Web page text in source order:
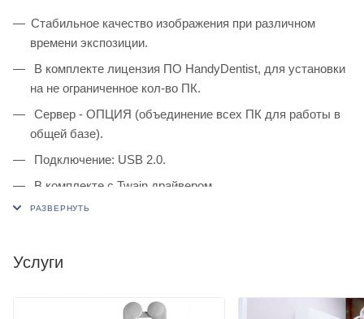
Стабильное качество изображения при различном
времени экспозиции.
на не ограниченное кол-во ПК.
общей базе).
Подключение: USB 2.0.
В комплекте с Twain драйвером.
Интеграция с ПО других производителей (Gendex,
Внешние размеры: 41х29,6 мм.
Размер пикселя: 0,018 мм.
Услуги